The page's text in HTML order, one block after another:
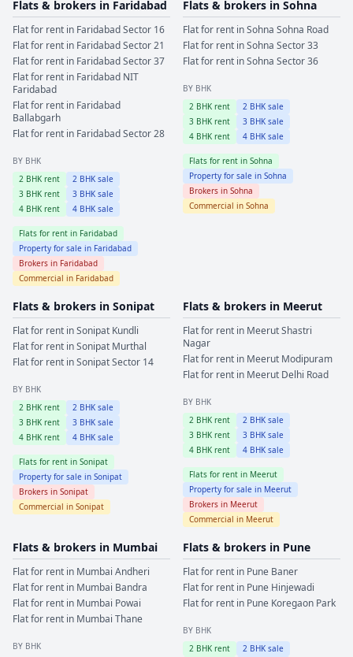
Flats & brokers in Faridabad
Flat for rent in FaridabadSector 16
Flat for rent in FaridabadSector 21
Flat for rent in FaridabadSector 37
Flat for rent in Faridabad NIT
Faridabad
Flat for rent in Faridabad
Ballabgarh
Flat for rent in FaridabadSector 28
BY BHK
2 BHK rent 2 BHK sale
3 BHK rent 3 BHK sale
4 BHK rent 4 BHK sale
Flats for rent in Faridabad
Property for sale in Faridabad
Brokers in Faridabad
Commercial in Faridabad
Flats & brokers in Sohna
Flat for rent inSohna Sohna Road
Flat for rent inSohna Sector 33
Flat for rent inSohna Sector 36
BY BHK
2 BHK rent 2 BHK sale
3 BHK rent 3 BHK sale
4 BHK rent 4 BHK sale
Flats for rent in Sohna
Property for sale in Sohna
Brokers in Sohna
Commercial in Sohna
Flats & brokers in Sonipat
Flat for rent inSonipat Kundli
Flat for rent inSonipat Murthal
Flat for rent inSonipatSector 14
BY BHK
2 BHK rent 2 BHK sale
3 BHK rent 3 BHK sale
4 BHK rent 4 BHK sale
Flats for rent in Sonipat
Property for sale in Sonipat
Brokers in Sonipat
Commercial in Sonipat
Flats & brokers in Meerut
Flat for rent in MeerutShastri
Nagar
Flat for rent in Meerut Modipuram
Flat for rent in Meerut Delhi Road
BY BHK
2 BHK rent 2 BHK sale
3 BHK rent 3 BHK sale
4 BHK rent 4 BHK sale
Flats for rent in Meerut
Property for sale in Meerut
Brokers in Meerut
Commercial in Meerut
Flats & brokers in Mumbai
Flat for rent in Mumbai Andheri
Flat for rent in Mumbai Bandra
Flat for rent in Mumbai Powai
Flat for rent in Mumbai Thane
BY BHK
Flats & brokers in Pune
Flat for rent in Pune Baner
Flat for rent in Pune Hinjewadi
Flat for rent in Pune Koregaon Park
BY BHK
2 BHK rent 2 BHK sale